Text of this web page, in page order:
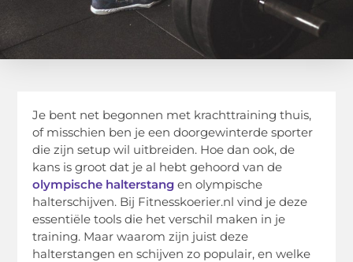
Je bent net begonnen met krachttraining thuis,
of misschien ben je een doorgewinterde sporter
die zijn setup wil uitbreiden. Hoe dan ook, de
kans is groot dat je al hebt gehoord van de
olympische halterstang en olympische
halterschijven. Bij Fitnesskoerier.nl vind je deze
essentiële tools die het verschil maken in je
training. Maar waarom zijn juist deze
halterstangen en schijven zo populair, en welke